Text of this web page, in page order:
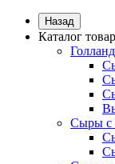
Назад
Каталог
Сыры с